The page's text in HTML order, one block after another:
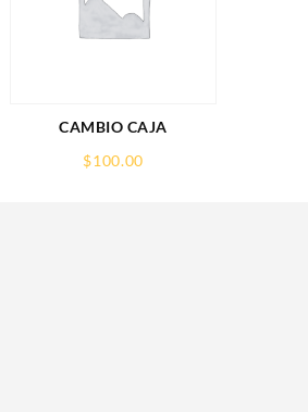
CAMBIO CAJA
$100.00